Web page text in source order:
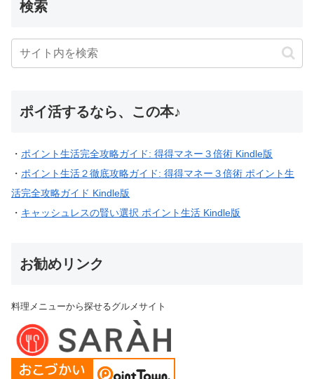
検索
ポイ活するなら、この本♪
・ ポイント生活完全攻略ガイド: 得得マネー３倍術 Kindle版
・ ポイント生活２徹底攻略ガイド: 得得マネー３倍術 ポイント生
活完全攻略ガイド Kindle版
・ キャッシュレスの賢い選択 ポイント生活 Kindle版
お勧めリンク
料理メニューから探せるグルメサイト